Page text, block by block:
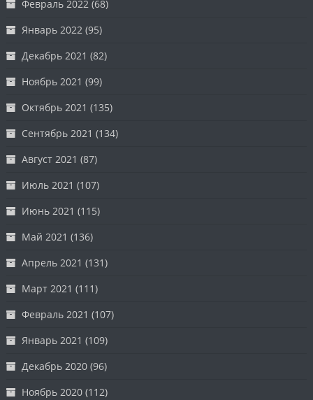
Февраль 2022 (68)
Январь 2022 (95)
Декабрь 2021 (82)
Ноябрь 2021 (99)
Октябрь 2021 (135)
Сентябрь 2021 (134)
Август 2021 (87)
Июль 2021 (107)
Июнь 2021 (115)
Май 2021 (136)
Апрель 2021 (131)
Март 2021 (111)
Февраль 2021 (107)
Январь 2021 (109)
Декабрь 2020 (96)
Ноябрь 2020 (112)